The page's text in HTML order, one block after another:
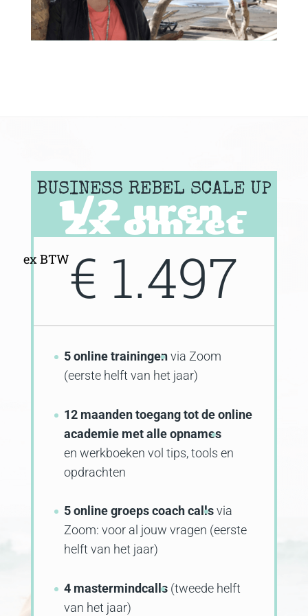
BUSINESS REBEL SCALE UP
1/2 uren -
2x omzet
ex BTW€ 1.497
5 online trainingenvia Zoom
(eerste helft van het jaar)
12 maanden toegang tot de online
academie met alle opnames
en werkboeken vol tips, tools en
opdrachten
5 online groeps coach callsvia
Zoom: voor al jouw vragen (eerste
helft van het jaar)
4 mastermindcalls (tweede helft
van het jaar)